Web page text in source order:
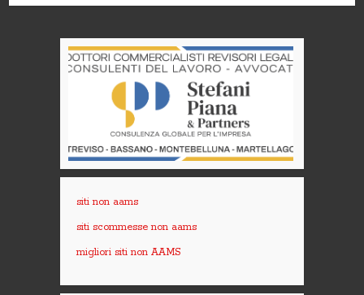
siti non aams
siti scommesse non aams
migliori siti non AAMS